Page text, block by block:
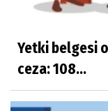
Yetki belgesi
ceza: 108...